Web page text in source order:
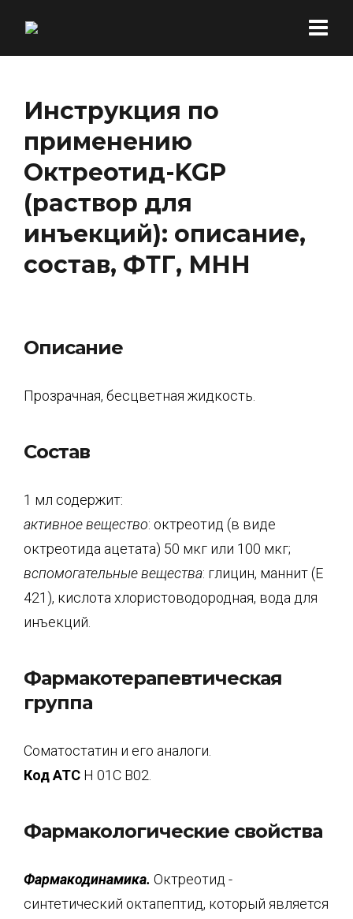
Инструкция по
применению
Октреотид-KGP
(раствор для
инъекций): описание,
состав, ФТГ, МНН
Описание
Прозрачная, бесцветная жидкость.
Состав
1 мл содержит:
активное вещество: октреотид (в виде
октреотида ацетата) 50 мкг или 100 мкг;
вспомогательные вещества: глицин, маннит (E
421), кислота хлористоводородная, вода для
инъекций.
Фармакотерапевтическая
группа
Соматостатин и его аналоги.
Код АТС Н 01С В02.
Фармакологические свойства
Фармакодинамика. Октреотид -
синтетический октапептид, который является